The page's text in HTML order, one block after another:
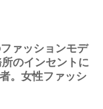
ァッションモデ
のインセントに
。女性ファッシ